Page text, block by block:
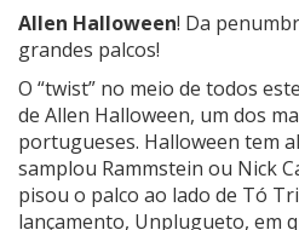
Allen Halloween! Da
grandes palcos!
O “twist” no meio de todos
de Allen Halloween, um dos
portugueses. Halloween tem
samplou Rammstein ou Nick
pisou o palco ao lado de Tó
lançamento, Unplugueto, em